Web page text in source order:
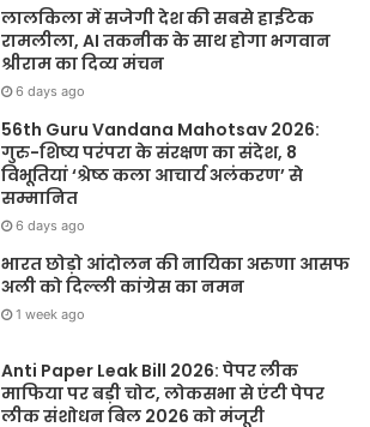
लालकिला में सजेगी देश की सबसे हाईटेक
रामलीला, AI तकनीक के साथ होगा भगवान
श्रीराम का दिव्य मंचन
6 days ago
56th Guru Vandana Mahotsav 2026:
गुरु-शिष्य परंपरा के संरक्षण का संदेश, 8
विभूतियां ‘श्रेष्ठ कला आचार्य अलंकरण’ से
सम्मानित
6 days ago
भारत छोड़ो आंदोलन की नायिका अरुणा आसफ
अली को दिल्ली कांग्रेस का नमन
1 week ago
Anti Paper Leak Bill 2026: पेपर लीक
माफिया पर बड़ी चोट, लोकसभा से एंटी पेपर
लीक संशोधन बिल 2026 को मंजूरी